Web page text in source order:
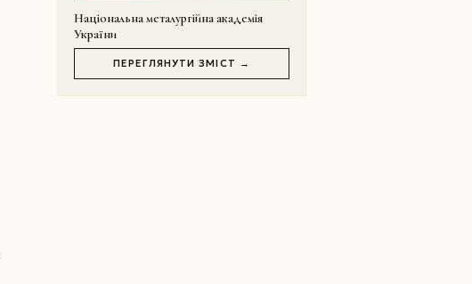
Національна металургійна академія
України
ПЕРЕГЛЯНУТИ ЗМІСТ →